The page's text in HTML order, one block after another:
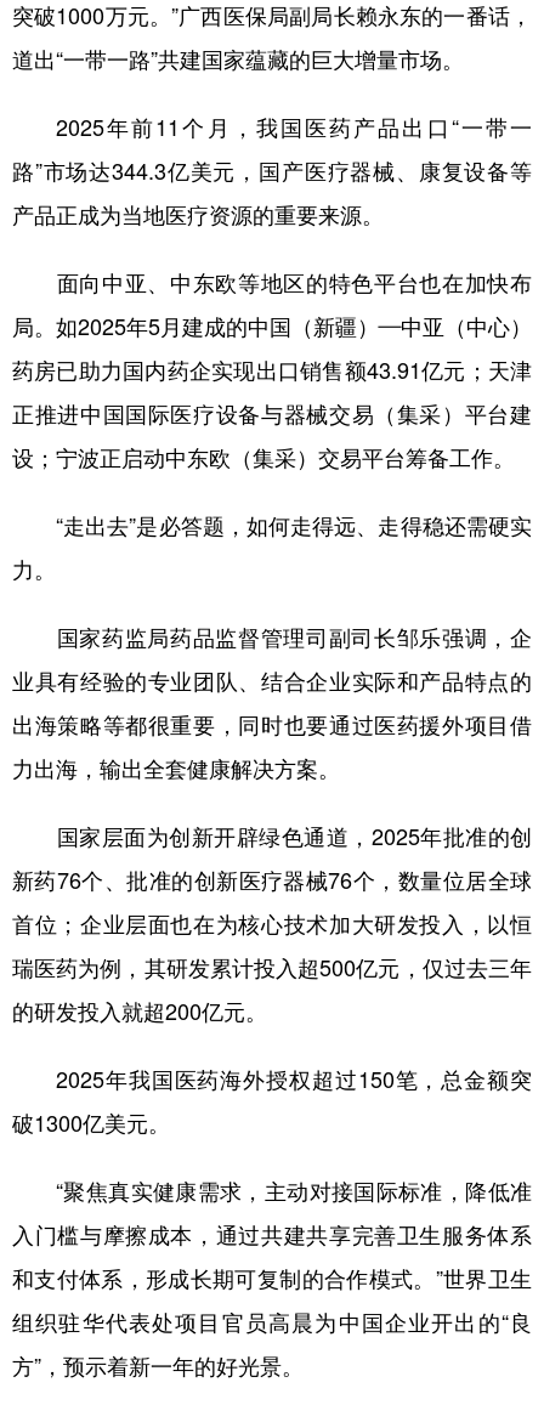
突破1000万元。”广西医保局副局长赖永东的一番话，
道出“一带一路”共建国家蕴藏的巨大增量市场。
2025年前11个月，我国医药产品出口“一带一
路”市场达344.3亿美元，国产医疗器械、康复设备等
产品正成为当地医疗资源的重要来源。
面向中亚、中东欧等地区的特色平台也在加快布
局。如2025年5月建成的中国（新疆）—中亚（中心）
药房已助力国内药企实现出口销售额43.91亿元；天津
正推进中国国际医疗设备与器械交易（集采）平台建
设；宁波正启动中东欧（集采）交易平台筹备工作。
“走出去”是必答题，如何走得远、走得稳还需硬实
力。
国家药监局药品监督管理司副司长邹乐强调，企
业具有经验的专业团队、结合企业实际和产品特点的
出海策略等都很重要，同时也要通过医药援外项目借
力出海，输出全套健康解决方案。
国家层面为创新开辟绿色通道，2025年批准的创
新药76个、批准的创新医疗器械76个，数量位居全球
首位；企业层面也在为核心技术加大研发投入，以恒
瑞医药为例，其研发累计投入超500亿元，仅过去三年
的研发投入就超200亿元。
2025年我国医药海外授权超过150笔，总金额突
破1300亿美元。
“聚焦真实健康需求，主动对接国际标准，降低准
入门槛与摩擦成本，通过共建共享完善卫生服务体系
和支付体系，形成长期可复制的合作模式。”世界卫生
组织驻华代表处项目官员高晨为中国企业开出的“良
方”，预示着新一年的好光景。